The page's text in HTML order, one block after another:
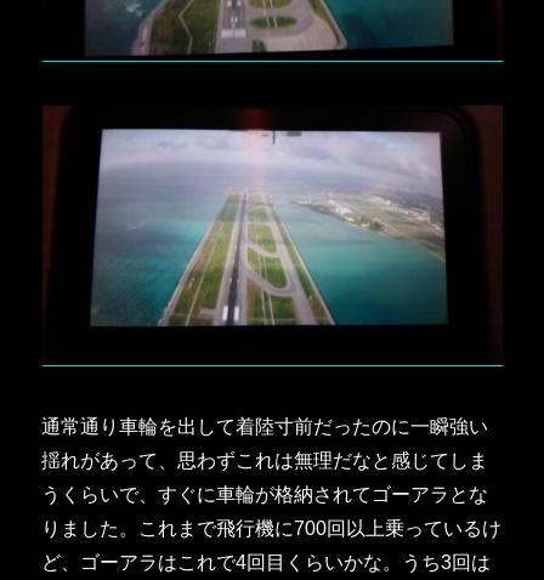
通常通り車輪を出して着陸寸前だったのに一瞬強い
揺れがあって、思わずこれは無理だなと感じてしま
うくらいで、すぐに車輪が格納されてゴーアラとな
りました。これまで飛行機に700回以上乗っているけ
ど、ゴーアラはこれで4回目くらいかな。うち3回は